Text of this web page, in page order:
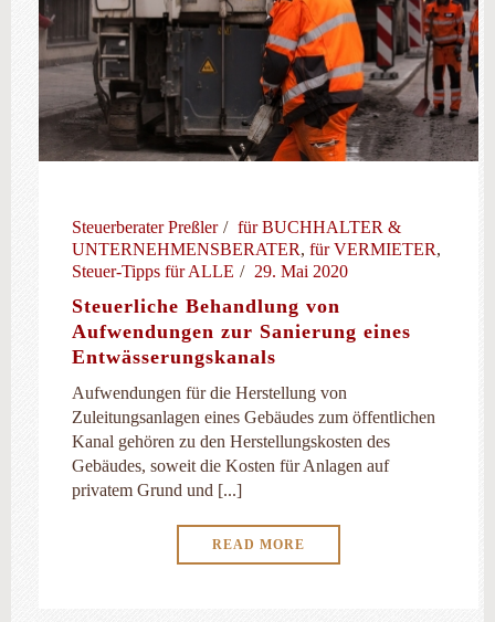
Steuerberater Preßler
für BUCHHALTER &
UNTERNEHMENSBERATER, für VERMIETER,
Steuer-Tipps für ALLE
29. Mai 2020
Steuerliche Behandlung von
Aufwendungen zur Sanierung eines
Entwässerungskanals
Aufwendungen für die Herstellung von
Zuleitungsanlagen eines Gebäudes zum öffentlichen
Kanal gehören zu den Herstellungskosten des
Gebäudes, soweit die Kosten für Anlagen auf
privatem Grund und [...]
READ MORE